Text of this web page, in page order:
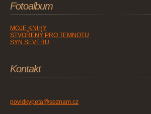
Fotoalbum
MOJE KNIHY
STVOŘENÝ PRO TEMNOTU
SYN SEVERU
Kontakt
povidkypeta@seznam.cz